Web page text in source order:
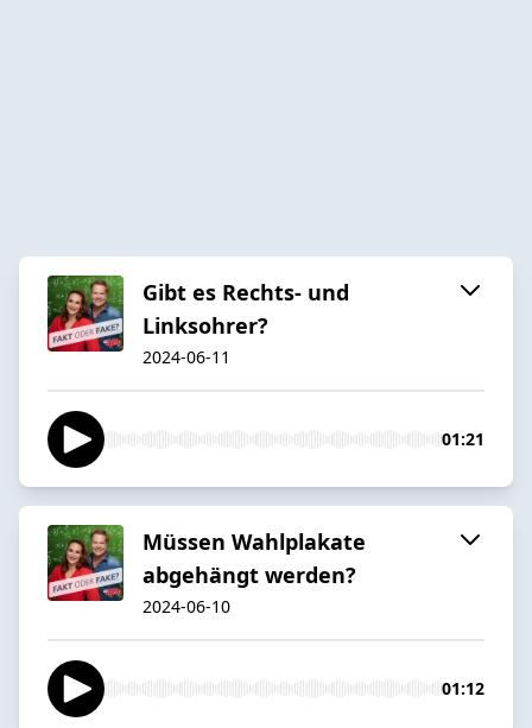
Gibt es Rechts- und
Linksohrer?
2024-06-11
01:21
Müssen Wahlplakate
abgehängt werden?
2024-06-10
01:12